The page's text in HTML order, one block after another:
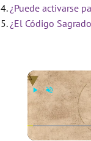
¿Puede activarse
¿El Código